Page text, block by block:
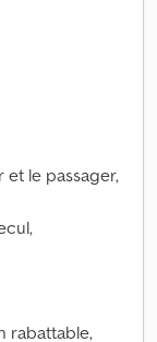
le passager,
rabattable,